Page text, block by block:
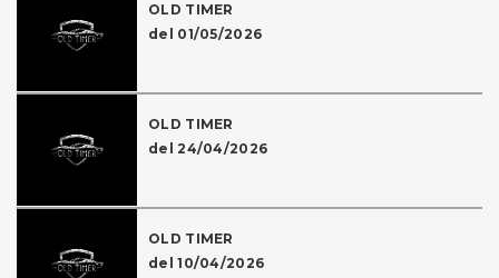
OLD TIMER
del 01/05/2026
OLD TIMER
del 24/04/2026
OLD TIMER
del 10/04/2026